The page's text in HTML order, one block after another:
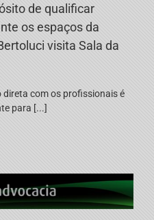
de qualificar
os espaços da
visita Sala da
direta com os profissionais é
para [...]